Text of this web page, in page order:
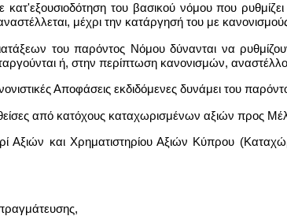
του βασικού νόμου που
μέχρι την κατάργησή του με
του παρόντος Νόμου δύνανται να
ή, στην περίπτωση κανονισμών,
Αποφάσεις εκδιδόμενες δυνάμει του
από κατόχους καταχωρισμένων αξιών προς
Αξιών και Χρηματιστηρίου Αξιών Κύπρου